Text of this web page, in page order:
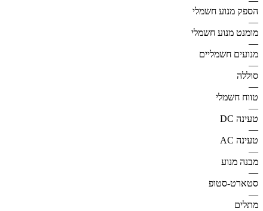
הספק מנוע חשמלי
—
מומנט מנוע חשמלי
—
מנועים חשמליים
—
סוללה
—
טווח חשמלי
—
טעינה DC
—
טעינה AC
—
מבנה מנוע
—
סטארט-סטופ
—
מתלים